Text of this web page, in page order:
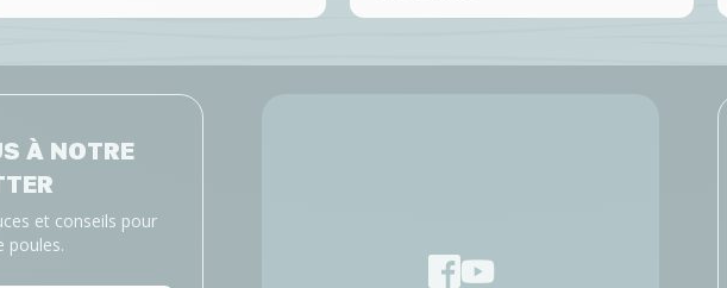
À NOTRE
et conseils pour
poules.